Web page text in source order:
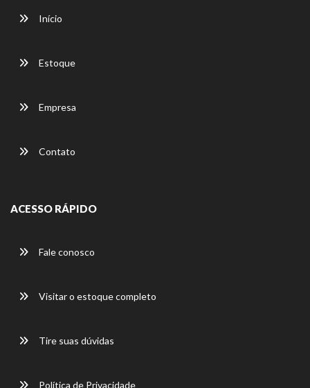
Início
Estoque
Empresa
Contato
ACESSO RÁPIDO
Fale conosco
Visitar o estoque completo
Tire suas dúvidas
Política de Privacidade